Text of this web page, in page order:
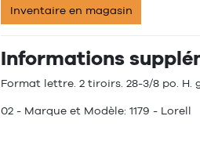
Inventaire en magasin
Informations
Format lettre. 2 tiroirs. 28-3/8 po. H.
02 - Marque et Modèle: 1179 - Lorell